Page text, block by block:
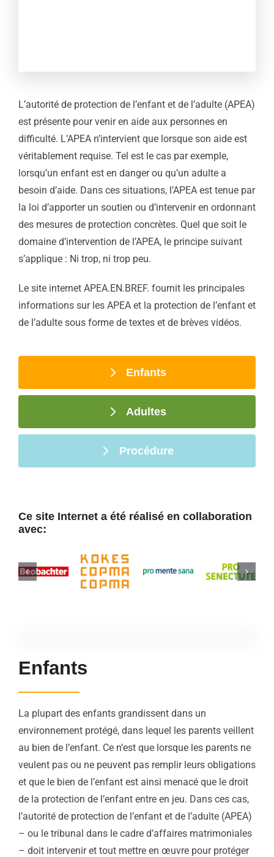
L’autorité de protection de l’enfant et de l’adulte (APEA)
est présente pour venir en aide aux personnes en
difficulté. L’APEA n’intervient que lorsque son aide est
véritablement requise. Tel est le cas par exemple,
lorsqu’un enfant est en danger ou qu’un adulte a
besoin d’aide. Dans ces situations, l’APEA est tenue par
la loi d’apporter un soutien ou d’intervenir en ordonnant
des mesures de protection concrètes. Quel que soit le
domaine d’intervention de l’APEA, le principe suivant
s’applique : Ni trop, ni trop peu.
Le site internet APEA.EN.BREF. fournit les principales
informations sur les APEA et la protection de l’enfant et
de l’adulte sous forme de textes et de brèves vidéos.
Enfants
Adultes
Procédure
Ce site Internet a été réalisé en collaboration
avec:
Enfants
La plupart des enfants grandissent dans un
environnement protégé, dans lequel les parents veillent
au bien de l’enfant. Ce n’est que lorsque les parents ne
veulent pas ou ne peuvent pas remplir leurs obligations
et que le bien de l’enfant est ainsi menacé que le droit
de la protection de l’enfant entre en jeu. Dans ces cas,
l’autorité de protection de l’enfant et de l’adulte (APEA)
– ou le tribunal dans le cadre d’affaires matrimoniales
– doit intervenir et tout mettre en œuvre pour protéger